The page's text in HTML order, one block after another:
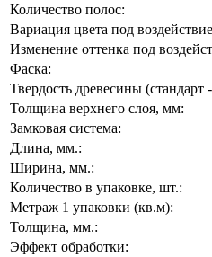
Количество полос:
Вариация цвета под
Изменение оттенка под
Фаска:
Твердость древесины (стандарт
Толщина верхнего слоя, мм:
Замковая система:
Длина, мм.:
Ширина, мм.:
Количество в упаковке, шт.:
Метраж 1 упаковки (кв.м):
Толщина, мм.:
Эффект обработки: